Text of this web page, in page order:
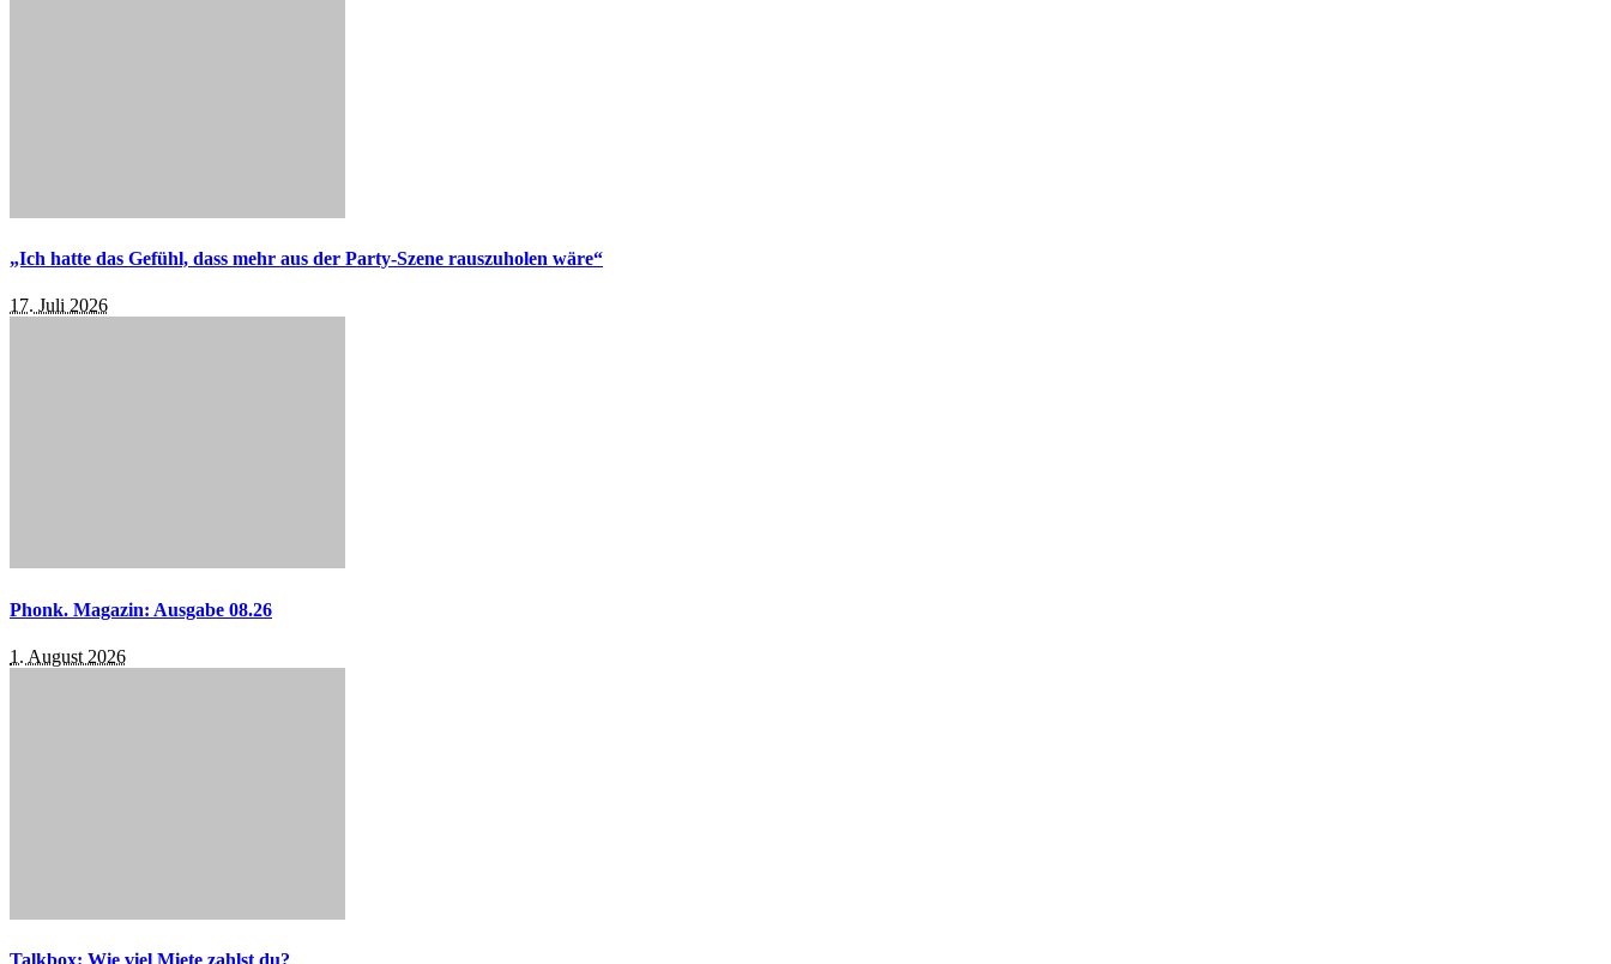
„Ich hatte das Gefühl, dass mehr aus der Party-Szene rauszuholen wäre“
17. Juli 2026
Phonk. Magazin: Ausgabe 08.26
1. August 2026